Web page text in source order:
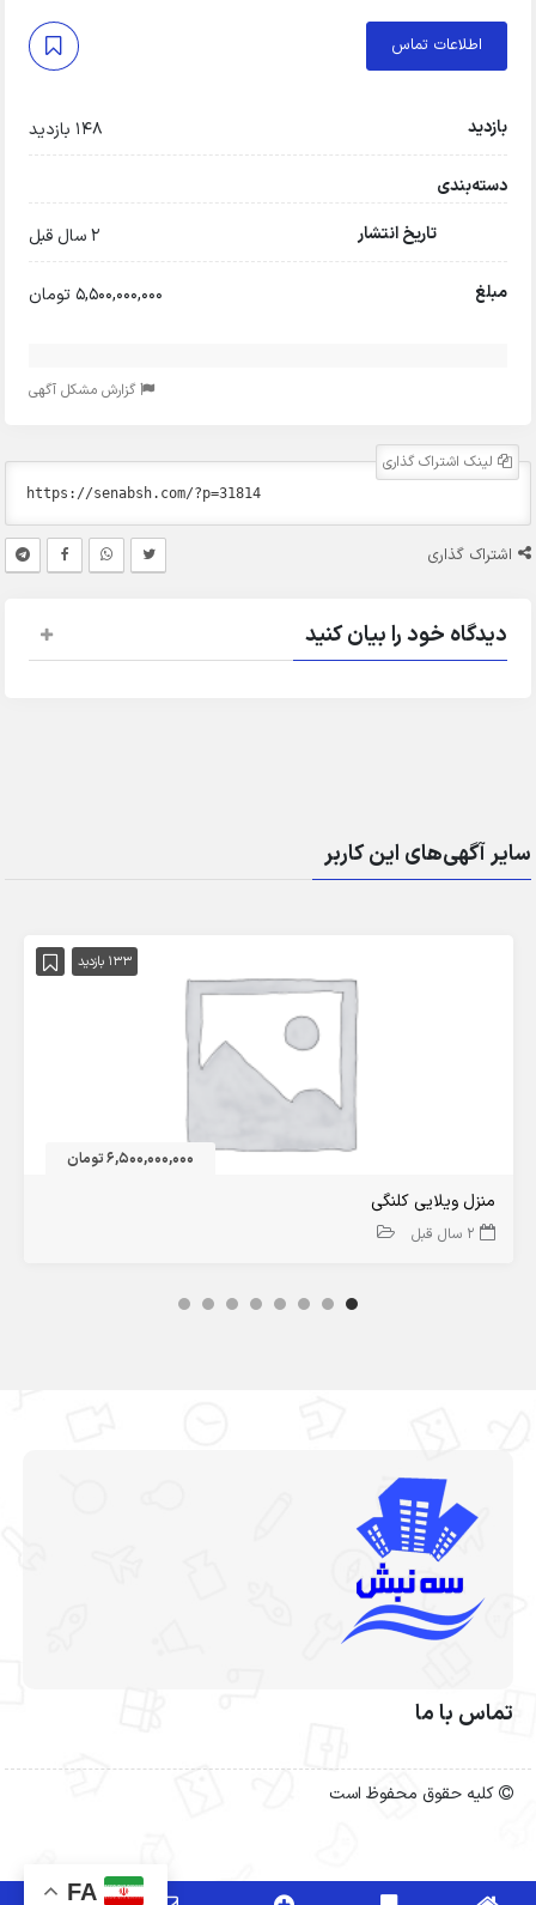
اطلاعات تماس
بازدید 148 بازدید
دسته‌بندی
تاریخ انتشار
2 سال قبل
مبلغ 5,500,000,000 تومان
گزارش مشکل آگهی
لینک اشتراک گذاری
اشتراک گذاری
دیدگاه خود را بیان کنید
سایر آگهی‌های این کاربر
133 بازدید
6,500,000,000 تومان
منزل ویلایی کلنگی
2 سال قبل
تماس با ما
کلیه حقوق محفوظ است
FA